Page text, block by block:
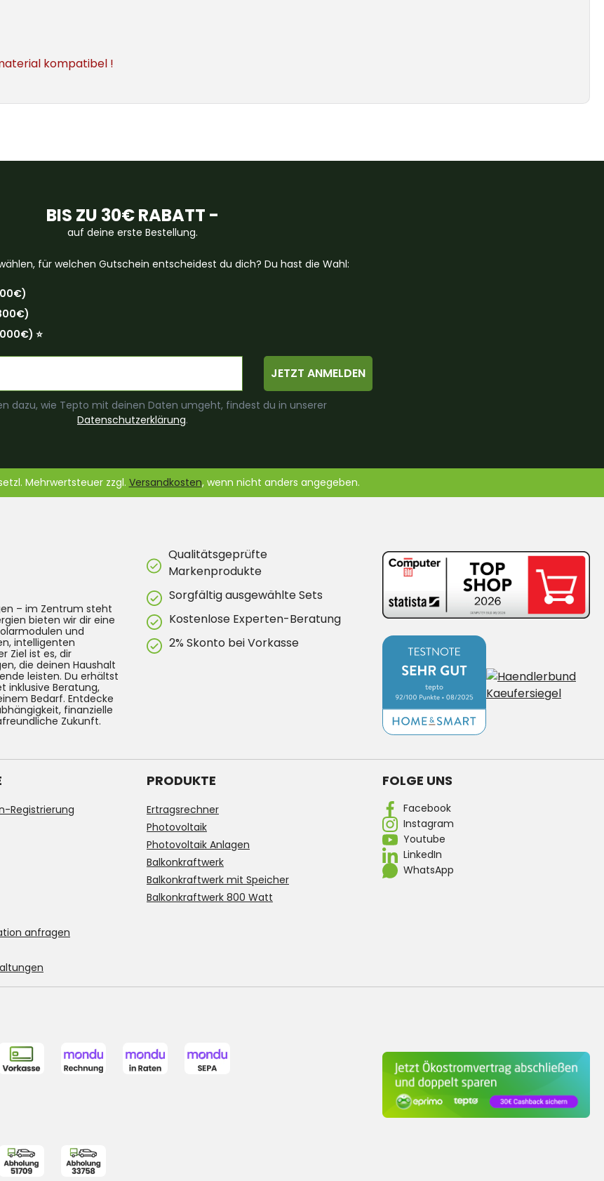
kompatibel !
BIS ZU 30€ RABATT -
auf deine erste Bestellung.
für welchen Gutschein entscheidest du dich? Du hast die Wahl:
⭐️
JETZT ANMELDEN
dazu, wie Tepto mit deinen Daten umgeht, findest du in unserer
Datenschutzerklärung.
Mehrwertsteuer zzgl. Versandkosten, wenn nicht anders angegeben.
– im Zentrum steht
bieten wir dir eine
und
intelligenten
Ziel ist es, dir
die deinen Haushalt
leisten. Du erhältst
inklusive Beratung,
Bedarf. Entdecke
finanzielle
Zukunft.
Qualitätsgeprüfte
Markenprodukte
Sorgfältig ausgewählte Sets
Kostenlose Experten-Beratung
2% Skonto bei Vorkasse
FOLGE UNS
Facebook
Instagram
Youtube
LinkedIn
WhatsApp
Registrierung
anfragen
PRODUKTE
Ertragsrechner
Photovoltaik
Photovoltaik Anlagen
Balkonkraftwerk
Balkonkraftwerk mit Speicher
Balkonkraftwerk 800 Watt